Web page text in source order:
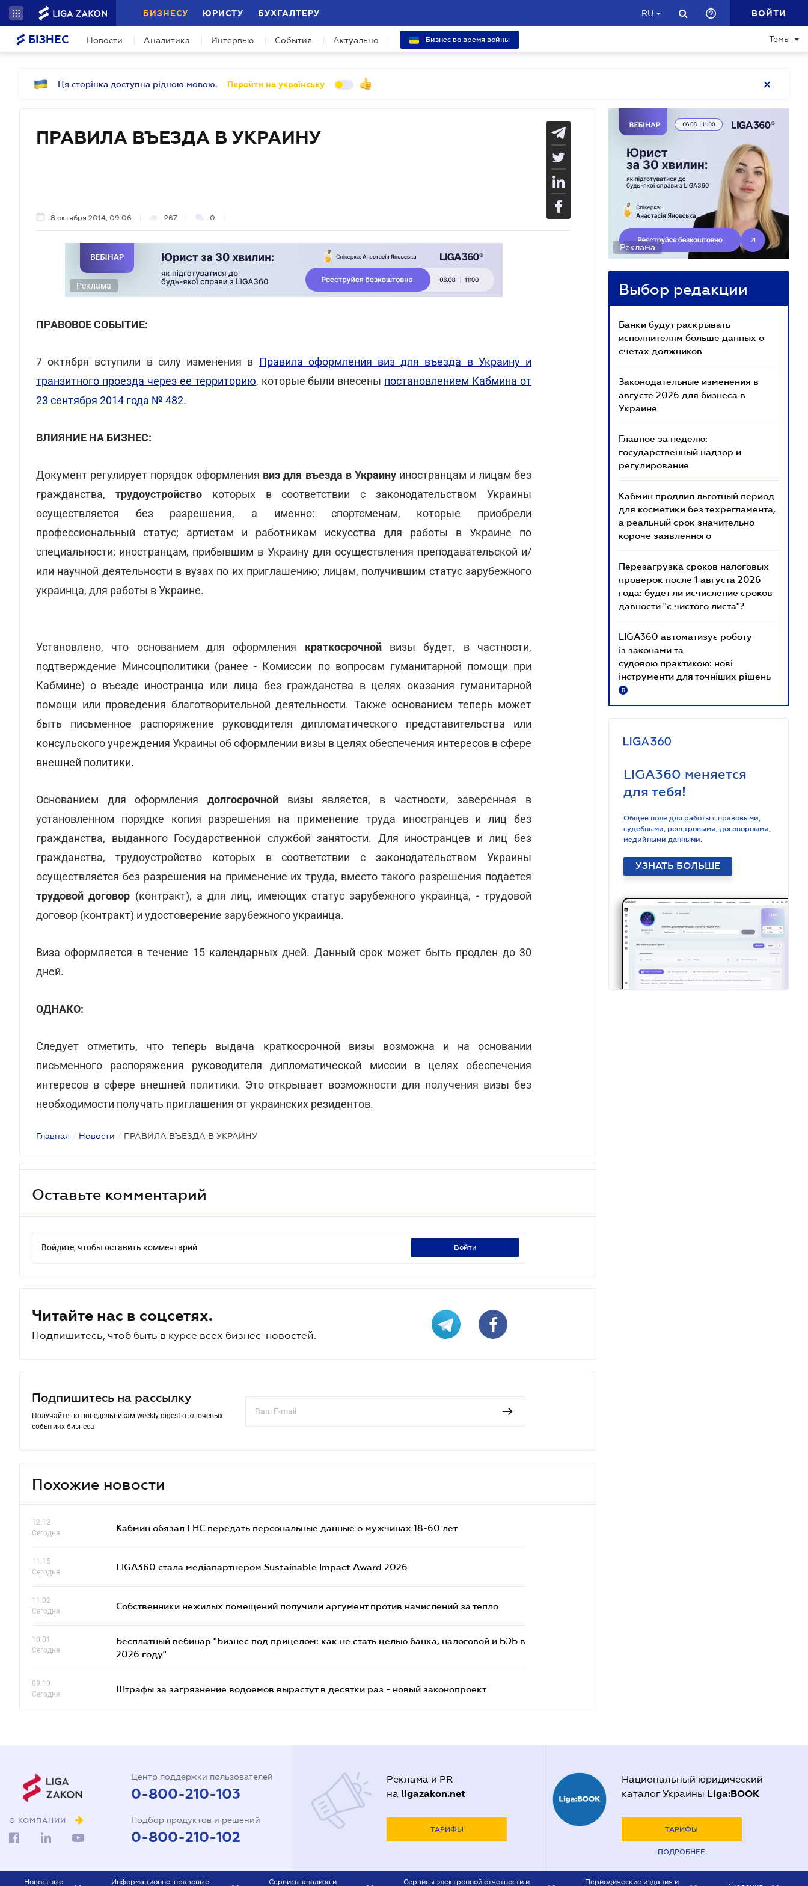
БИЗНЕСУ ЮРИСТУ БУХГАЛТЕРУ RU ВОЙТИ
БІЗНЕС Новости Аналитика Интервью События Актуально Бизнес во время войны Темы
Ця сторінка доступна рідною мовою. Перейти на українську
ПРАВИЛА ВЪЕЗДА В УКРАИНУ
8 октября 2014, 09:06 267 0
Реклама
ПРАВОВОЕ СОБЫТИЕ:
7 октября вступили в силу изменения в Правила оформления виз для въезда в Украину и
транзитного проезда через ее территорию, которые были внесены постановлением Кабмина от
23 сентября 2014 года № 482.
ВЛИЯНИЕ НА БИЗНЕС:
Документ регулирует порядок оформления виз для въезда в Украинуиностранцам и лицам без
гражданства, трудоустройствокоторых в соответствии с законодательством Украины
осуществляется без разрешения, а именно: спортсменам, которые приобрели
профессиональный статус; артистам и работникам искусства для работы в Украине по
специальности; иностранцам, прибывшим в Украину для осуществления преподавательской и/
или научной деятельности в вузах по их приглашению; лицам, получившим статус зарубежного
украинца, для работы в Украине.
Установлено, что основанием для оформления краткосрочнойвизы будет, в частности,
подтверждение Минсоцполитики (ранее - Комиссии по вопросам гуманитарной помощи при
Кабмине) о въезде иностранца или лица без гражданства в целях оказания гуманитарной
помощи или проведения благотворительной деятельности. Также основанием теперь может
быть письменное распоряжение руководителя дипломатического представительства или
консульского учреждения Украины об оформлении визы в целях обеспечения интересов в сфере
внешней политики.
Основанием для оформления долгосрочной визы является, в частности, заверенная в
установленном порядке копия разрешения на применение труда иностранцев и лиц без
гражданства, выданного Государственной службой занятости. Для иностранцев и лиц без
гражданства, трудоустройство которых в соответствии с законодательством Украины
осуществляется без разрешения на применение их труда, вместо такого разрешения подается
трудовой договор (контракт), а для лиц, имеющих статус зарубежного украинца, - трудовой
договор (контракт) и удостоверение зарубежного украинца.
Виза оформляется в течение 15 календарных дней. Данный срок может быть продлен до 30
дней.
ОДНАКО:
Следует отметить, что теперь выдача краткосрочной визы возможна и на основании
письменного распоряжения руководителя дипломатической миссии в целях обеспечения
интересов в сфере внешней политики. Это открывает возможности для получения визы без
необходимости получать приглашения от украинских резидентов.
Главная / Новости / ПРАВИЛА ВЪЕЗДА В УКРАИНУ
Оставьте комментарий
Войдите, чтобы оставить комментарий войти
Читайте нас в соцсетях.
Подпишитесь, чтоб быть в курсе всех бизнес-новостей.
Подпишитесь на рассылку
Получайте по понедельникам weekly-digest о ключевых
событиях бизнеса
Похожие новости
12.12
Сегодня
Кабмин обязал ГНС передать персональные данные о мужчинах 18-60 лет
11.15
Сегодня
LIGA360 стала медіапартнером Sustainable Impact Award 2026
11.02
Сегодня
Собственники нежилых помещений получили аргумент против начислений за тепло
10.01
Сегодня
Бесплатный вебинар "Бизнес под прицелом: как не стать целью банка, налоговой и БЭБ в
2026 году"
09.10
Сегодня
Штрафы за загрязнение водоемов вырастут в десятки раз - новый законопроект
Реклама
Выбор редакции
Банки будут раскрывать
исполнителям больше данных о
счетах должников
Законодательные изменения в
августе 2026 для бизнеса в
Украине
Главное за неделю:
государственный надзор и
регулирование
Кабмин продлил льготный период
для косметики без техрегламента,
а реальный срок значительно
короче заявленного
Перезагрузка сроков налоговых
проверок после 1 августа 2026
года: будет ли исчисление сроков
давности "с чистого листа"?
LIGA360 автоматизує роботу
із законами та
судовою практикою: нові
інструменти для точніших рішень
R
LIGA360 меняется
для тебя!
Общее поле для работы с правовыми,
судебными, реестровыми, договорными,
медийными данными.
УЗНАТЬ БОЛЬШЕ
О КОМПАНИИ
Центр поддержки пользователей
0-800-210-103
Подбор продуктов и решений
0-800-210-102
Реклама и PR
на ligazakon.net
ТАРИФЫ
Национальный юридический
каталог Украины Liga:BOOK
ТАРИФЫ
ПОДРОБНЕЕ
Новостные Информационно-правовые Сервисы анализа и Сервисы электронной отчетности и Периодические издания и